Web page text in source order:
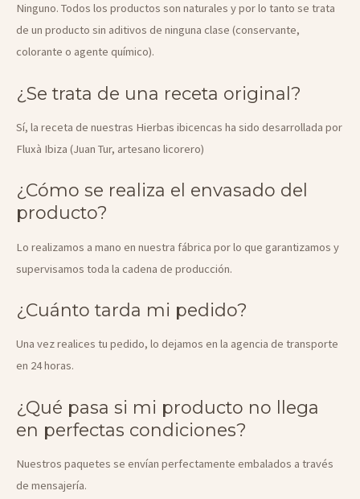
Ninguno. Todos los productos son naturales y por lo tanto se trata
de un producto sin aditivos de ninguna clase (conservante,
colorante o agente químico).
¿Se trata de una receta original?
Sí, la receta de nuestras Hierbas ibicencas ha sido desarrollada por
Fluxà Ibiza (Juan Tur, artesano licorero)
¿Cómo se realiza el envasado del
producto?
Lo realizamos a mano en nuestra fábrica por lo que garantizamos y
supervisamos toda la cadena de producción.
¿Cuánto tarda mi pedido?
Una vez realices tu pedido, lo dejamos en la agencia de transporte
en 24 horas.
¿Qué pasa si mi producto no llega
en perfectas condiciones?
Nuestros paquetes se envían perfectamente embalados a través
de mensajería.